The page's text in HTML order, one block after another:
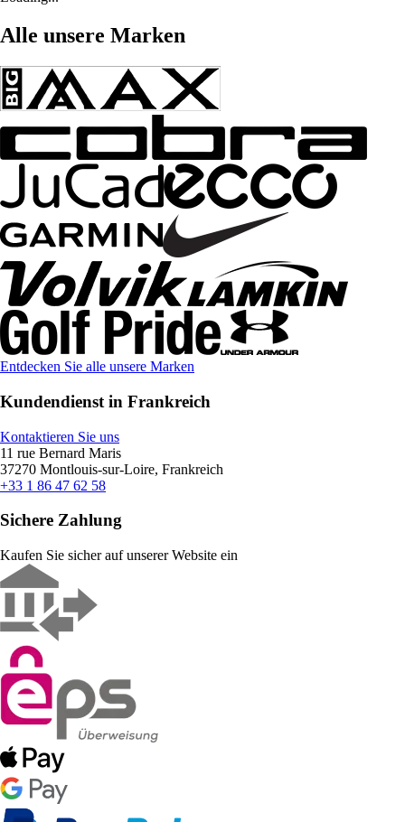
Alle unsere Marken
Entdecken Sie alle unsere Marken
Kundendienst in Frankreich
Kontaktieren Sie uns
11 rue Bernard Maris
37270 Montlouis-sur-Loire, Frankreich
+33 1 86 47 62 58
Sichere Zahlung
Kaufen Sie sicher auf unserer Website ein